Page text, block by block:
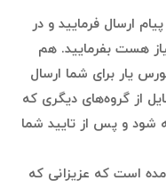
لطفا در تلگرام به شماره ۰۹۱۲۱۴۰۰۲۳۷ پیام ارسال فرمایید و در
هست بفرمایید. هم
یار برای شما ارسال
از گروه‌های دیگری که
شود و پس از تایید شما
است که عزیزانی که